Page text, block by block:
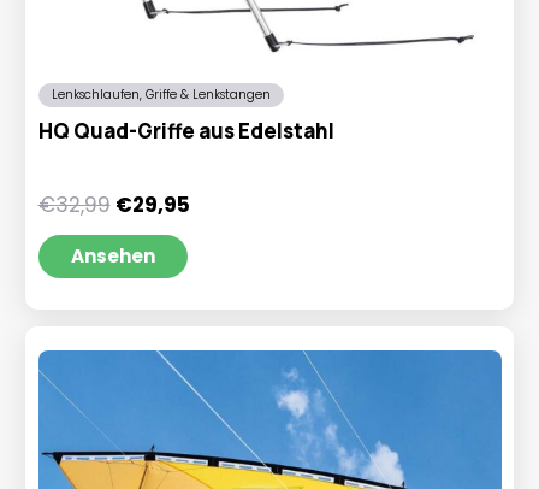
Lenkschlaufen, Griffe & Lenkstangen
HQ Quad-Griffe aus Edelstahl
€32,99 Ursprünglicher
Preis
war:
€32,99
€29,95Aktueller
Ansehen